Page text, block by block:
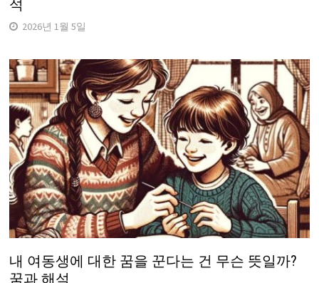
석
2026년 1월 5일
내 여동생에 대한 꿈을 꾼다는 건 무슨 뜻일까?
꿈과 해석